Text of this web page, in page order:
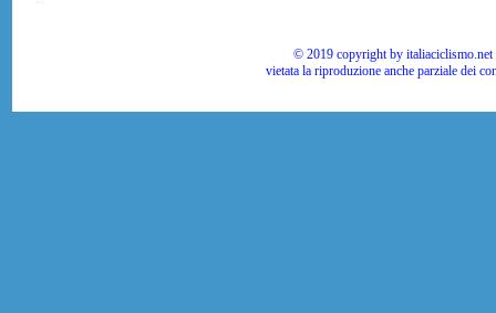
© 2019 copyright by
vietata la riproduzione anche parziale dei